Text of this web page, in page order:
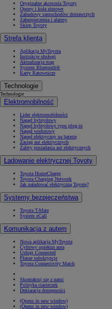
Oryginalne akcesoria Toyoty
Opony i koła zimowe
Zabudowy samochodów dostawczych
Zabezpieczenia i alarmy
Sklep Toyoty
Strefa klienta
Aplikacja MyToyota
Instrukcje obsługi
Aktualizacja map
System Bluetooth®
Karty Ratownicze
Technologie
Technologie
Elektromobilność
Lider elektromobilności
Napęd hybrydowy
Napęd hybrydowy typu plug-in
Napęd wodorowy
Napęd elektryczny na baterię
Zasięg aut elektrycznych
Zalety posiadania aut elektrycznych
Ładowanie elektrycznej Toyoty
Toyota HomeCharge
Toyota Charging Network
Jak naładować elektryczną Toyotę?
Systemy bezpieczeństwa
Toyota T-Mate
System eCall
Komunikacja z autem
Nowa aplikacja MyToyota
Cyfrowy opiekun auta
Usługi Connected
Płatne subskrypcje
Toyota Connectivity Match
Skontaktuj się z nami
Polityka ciasteczek
Deklaracja dostępności
(Opens in new window)
(Opens in new window)